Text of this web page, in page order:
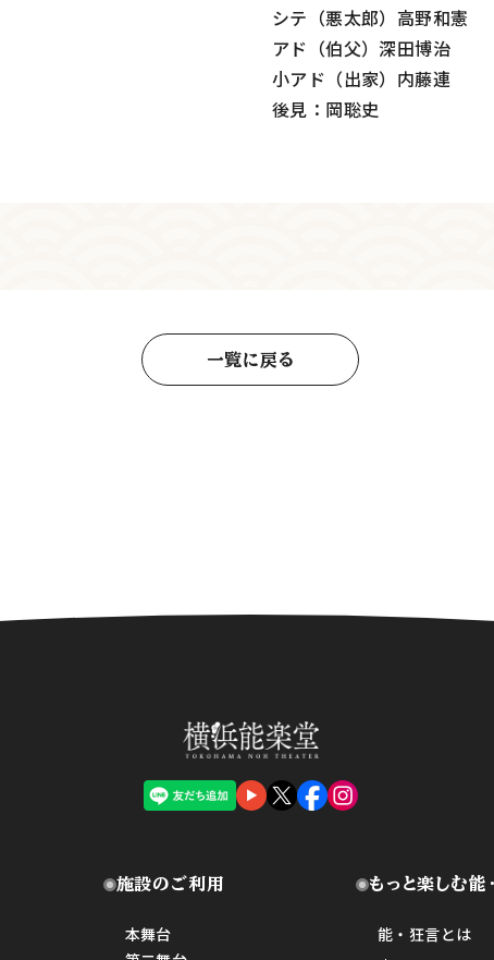
シテ（悪太郎）高野和憲
アド（伯父）深田博治
小アド（出家）内藤連
後見：岡聡史
一覧に戻る
施設のご利用
本舞台
もっと楽しむ能
能・狂言とは